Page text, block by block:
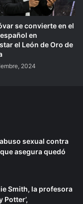
se convierte en el
en
el León de Oro de
2024
sexual contra
asegura quedó
Smith, la profesora
Potter’,